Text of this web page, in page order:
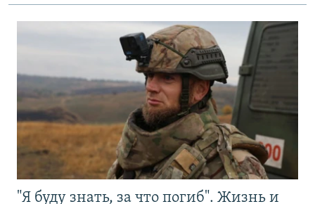
"Я буду знать, за что погиб". Жизнь и